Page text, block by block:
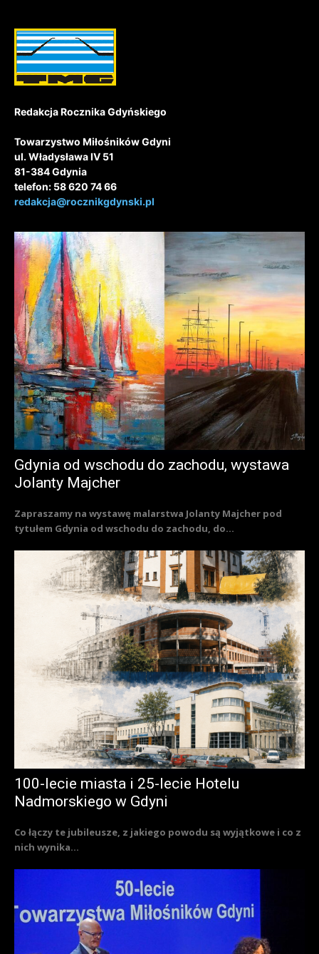
Redakcja Rocznika Gdyńskiego
Towarzystwo Miłośników Gdyni
ul. Władysława IV 51
81-384 Gdynia
telefon: 58 620 74 66
redakcja@rocznikgdynski.pl
Gdynia od wschodu do zachodu, wystawa
Jolanty Majcher
Zapraszamy na wystawę malarstwa Jolanty Majcher pod
tytułem Gdynia od wschodu do zachodu, do...
100-lecie miasta i 25-lecie Hotelu
Nadmorskiego w Gdyni
Co łączy te jubileusze, z jakiego powodu są wyjątkowe i co z
nich wynika...